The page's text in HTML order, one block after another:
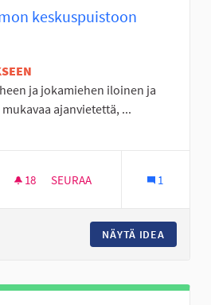
keskuspuistoon
ja jokamiehen iloinen ja
ajanvietettä, ...
Itäinen Seinäjoki
18 18 SEURAAJAA
SEURAA 1
NÄYTÄ IDEA